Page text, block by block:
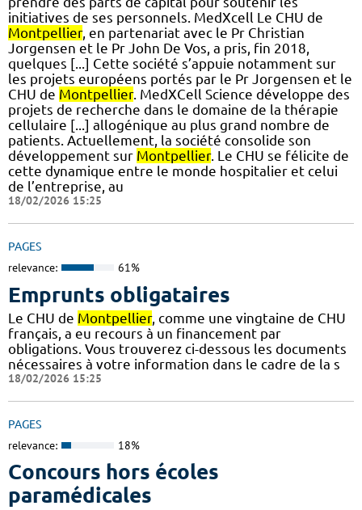
initiatives de ses personnels. MedXcell Le CHU de
Montpellier, en partenariat avec le Pr Christian
Jorgensen et le Pr John De Vos, a pris, fin 2018,
quelques [...] Cette société s’appuie notamment sur
les projets européens portés par le Pr Jorgensen et le
CHU de Montpellier. MedXCell Science développe des
projets de recherche dans le domaine de la thérapie
cellulaire [...] allogénique au plus grand nombre de
patients. Actuellement, la société consolide son
développement sur Montpellier. Le CHU se félicite de
cette dynamique entre le monde hospitalier et celui
de l’entreprise, au
18/02/2026 15:25
PAGES
relevance: 61%
Emprunts obligataires
Le CHU de Montpellier, comme une vingtaine de CHU
français, a eu recours à un financement par
obligations. Vous trouverez ci-dessous les documents
nécessaires à votre information dans le cadre de la s
18/02/2026 15:25
PAGES
relevance: 18%
Concours hors écoles
paramédicales